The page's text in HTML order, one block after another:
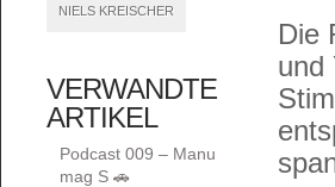
NIELS KREISCHER
VERWANDTE
ARTIKEL
Podcast 009 – Manu
mag S 🚗
Die
und